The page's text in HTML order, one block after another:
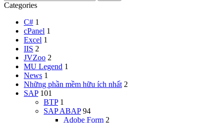
Categories
C# 1
cPanel 1
Excel 1
IIS 2
JVZoo 2
MU Legend 1
News 1
Những phần mềm hữu ích nhất 2
SAP 101
BTP 1
SAP ABAP 94
Adobe Form 2